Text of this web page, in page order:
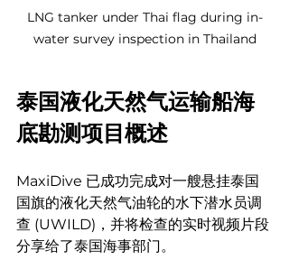
LNG tanker under Thai flag during in-
water survey inspection in Thailand
泰国液化天然气运输船海
底勘测项目概述
MaxiDive 已成功完成对一艘悬挂泰国
国旗的液化天然气油轮的水下潜水员调
查 (UWILD)，并将检查的实时视频片段
分享给了泰国海事部门。